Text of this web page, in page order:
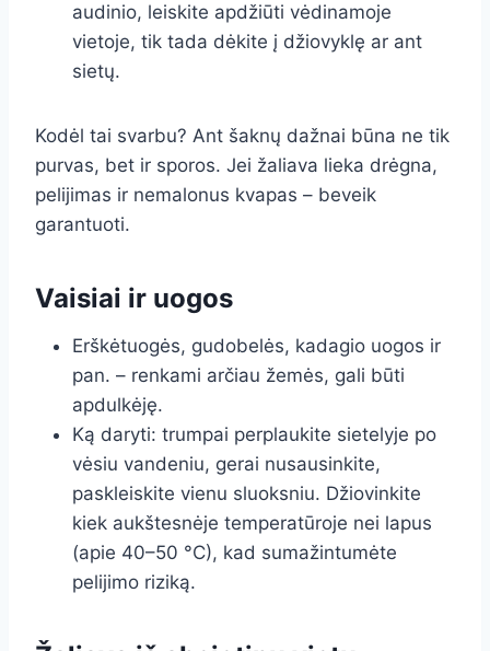
audinio, leiskite apdžiūti vėdinamoje
vietoje, tik tada dėkite į džiovyklę ar ant
sietų.
Kodėl tai svarbu? Ant šaknų dažnai būna ne tik
purvas, bet ir sporos. Jei žaliava lieka drėgna,
pelijimas ir nemalonus kvapas – beveik
garantuoti.
Vaisiai ir uogos
Erškėtuogės, gudobelės, kadagio uogos ir
pan. – renkami arčiau žemės, gali būti
apdulkėję.
Ką daryti: trumpai perplaukite sietelyje po
vėsiu vandeniu, gerai nusausinkite,
paskleiskite vienu sluoksniu. Džiovinkite
kiek aukštesnėje temperatūroje nei lapus
(apie 40–50 °C), kad sumažintumėte
pelijimo riziką.